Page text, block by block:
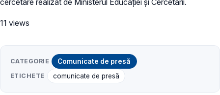
11 views
CATEGORIE Comunicate de presă
ETICHETE comunicate de presă